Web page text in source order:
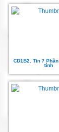
CD1B2. Tin 7
tính